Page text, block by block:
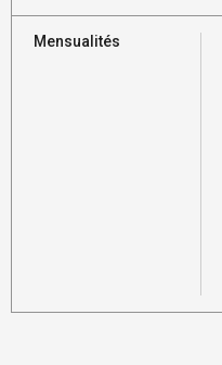
Mensualités